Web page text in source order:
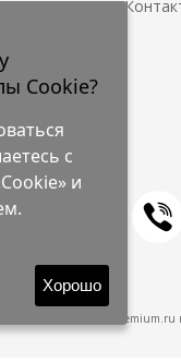
Shaik-
Cookie?
с
и
Хорошо